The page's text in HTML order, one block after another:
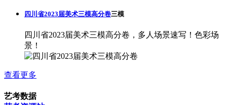
四川省2023届美术三模高分卷三模
四川省2023届美术三模高分卷，多人场景速写！色彩场
景！
查看更多
艺考数据